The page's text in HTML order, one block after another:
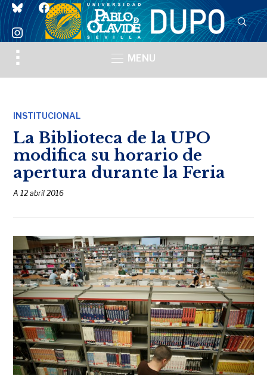
blueskyfacebook
instagram
Toggle
sidebar
MENU
INSTITUCIONAL
La Biblioteca de la UPO
modifica su horario de
apertura durante la Feria
A12 abril 2016